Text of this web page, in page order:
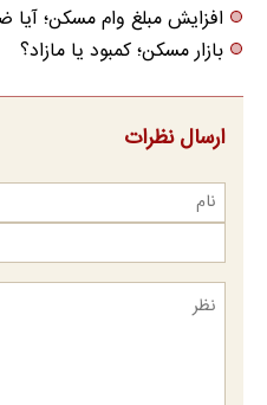
افزایش مبلغ وام مسکن؛ آیا
بازار مسکن؛ کمبود یا مازاد؟
ارسال نظرات